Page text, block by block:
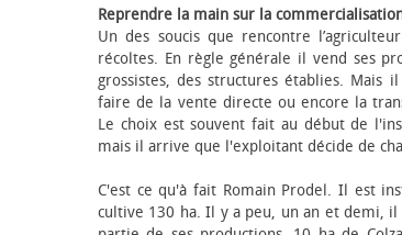
Reprendre la main sur la
Un des soucis que rencontre
récoltes. En règle générale il vend ses
grossistes, des structures établies. Mais
faire de la vente directe ou encore la
Le choix est souvent fait au début de
mais il arrive que l'exploitant décide de
C'est ce qu'à fait Romain Prodel. Il est
cultive 130 ha. Il y a peu, un an et demi,